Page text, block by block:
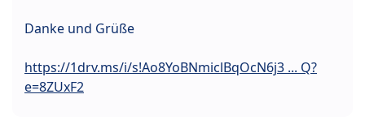
Danke und Grüße
https://1drv.ms/i/s!Ao8YoBNmiclBqOcN6j3 ... Q?
e=8ZUxF2